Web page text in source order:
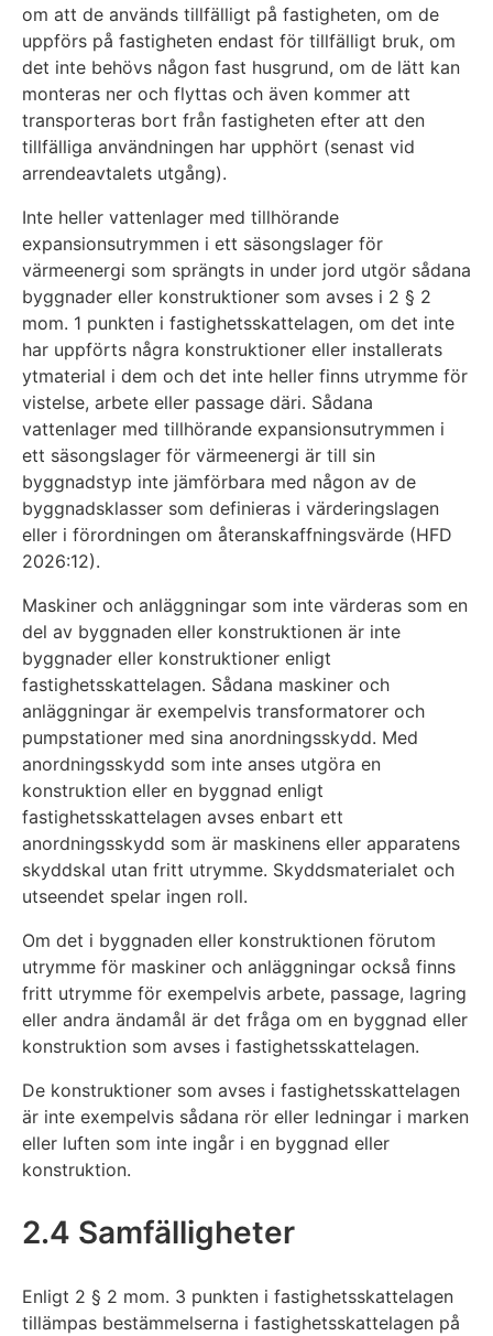
om att de används tillfälligt på fastigheten, om de
uppförs på fastigheten endast för tillfälligt bruk, om
det inte behövs någon fast husgrund, om de lätt kan
monteras ner och flyttas och även kommer att
transporteras bort från fastigheten efter att den
tillfälliga användningen har upphört (senast vid
arrendeavtalets utgång).
Inte heller vattenlager med tillhörande
expansionsutrymmen i ett säsongslager för
värmeenergi som sprängts in under jord utgör sådana
byggnader eller konstruktioner som avses i 2 § 2
mom. 1 punkten i fastighetsskattelagen, om det inte
har uppförts några konstruktioner eller installerats
ytmaterial i dem och det inte heller finns utrymme för
vistelse, arbete eller passage däri. Sådana
vattenlager med tillhörande expansionsutrymmen i
ett säsongslager för värmeenergi är till sin
byggnadstyp inte jämförbara med någon av de
byggnadsklasser som definieras i värderingslagen
eller i förordningen om återanskaffningsvärde (HFD
2026:12).
Maskiner och anläggningar som inte värderas som en
del av byggnaden eller konstruktionen är inte
byggnader eller konstruktioner enligt
fastighetsskattelagen. Sådana maskiner och
anläggningar är exempelvis transformatorer och
pumpstationer med sina anordningsskydd. Med
anordningsskydd som inte anses utgöra en
konstruktion eller en byggnad enligt
fastighetsskattelagen avses enbart ett
anordningsskydd som är maskinens eller apparatens
skyddskal utan fritt utrymme. Skyddsmaterialet och
utseendet spelar ingen roll.
Om det i byggnaden eller konstruktionen förutom
utrymme för maskiner och anläggningar också finns
fritt utrymme för exempelvis arbete, passage, lagring
eller andra ändamål är det fråga om en byggnad eller
konstruktion som avses i fastighetsskattelagen.
De konstruktioner som avses i fastighetsskattelagen
är inte exempelvis sådana rör eller ledningar i marken
eller luften som inte ingår i en byggnad eller
konstruktion.
2.4 Samfälligheter
Enligt 2 § 2 mom. 3 punkten i fastighetsskattelagen
tillämpas bestämmelserna i fastighetsskattelagen på